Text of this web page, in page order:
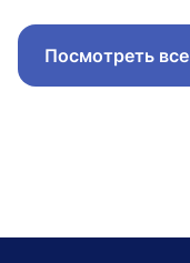
Посмотреть все